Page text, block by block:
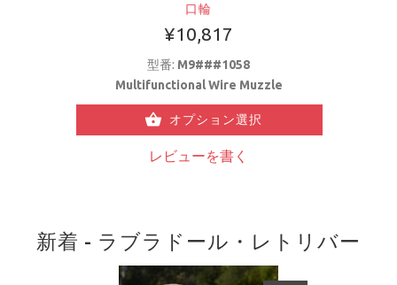
口輪
¥10,817
型番: M9###1058
Multifunctional Wire Muzzle
オプション選択
レビューを書く
新着 - ラブラドール・レトリバー